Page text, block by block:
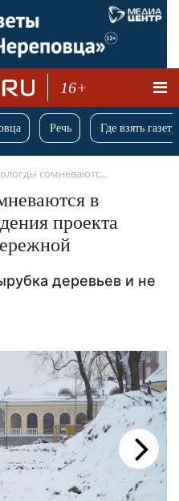
16+
Речь Где взять
сомневаютс...
в
проекта
деревьев и не
Next